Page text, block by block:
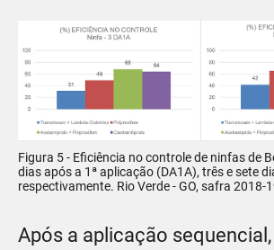
Figura 5 - Eficiência no controle de ninfas de
dias após a 1ª aplicação (DA1A), três e sete
respectivamente. Rio Verde - GO, safra 2018-
Após a aplicação